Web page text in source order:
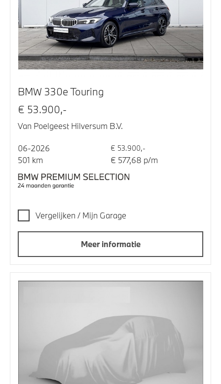
BMW 330e Touring
€ 53.900,-
Van Poelgeest Hilversum B.V.
06-2026 € 53.900,-
501 km € 577,68 p/m
Vergelijken / Mijn Garage
Meer informatie